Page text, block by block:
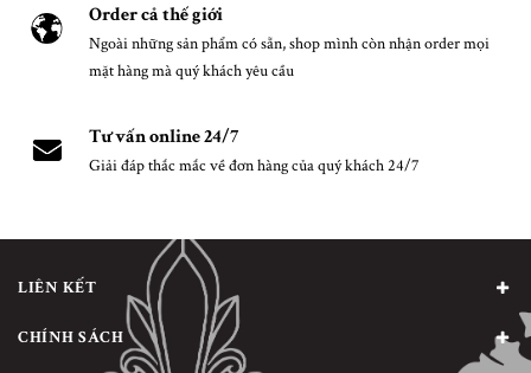
Order cả thế giới
Ngoài những sản phẩm có sẵn, shop mình còn nhận order mọi
mặt hàng mà quý khách yêu cầu
Tư vấn online 24/7
Giải đáp thắc mắc về đơn hàng của quý khách 24/7
LIÊN KẾT
CHÍNH SÁCH